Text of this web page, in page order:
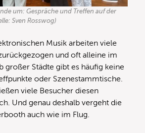
um: Gespräche und Treffen auf der
Sven Rosswog)
Musik arbeiten viele
und oft alleine im
großer Städte gibt es häufig keine
oder Szenestammtische.
viele Besucher diesen
Und genau deshalb vergeht die
auch wie im Flug.